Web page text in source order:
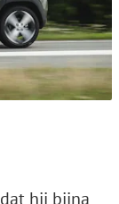
hij bijna